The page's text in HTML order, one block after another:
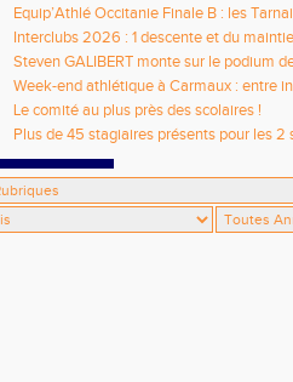
Equip’Athlé Occitanie Finale B : les
Interclubs 2026 : 1 descente et du
Steven GALIBERT monte sur le podium
Week-end athlétique à Carmaux : entre
départementaux jeunes
Le comité au plus près des scolaires !
Plus de 45 stagiaires présents pour les 2